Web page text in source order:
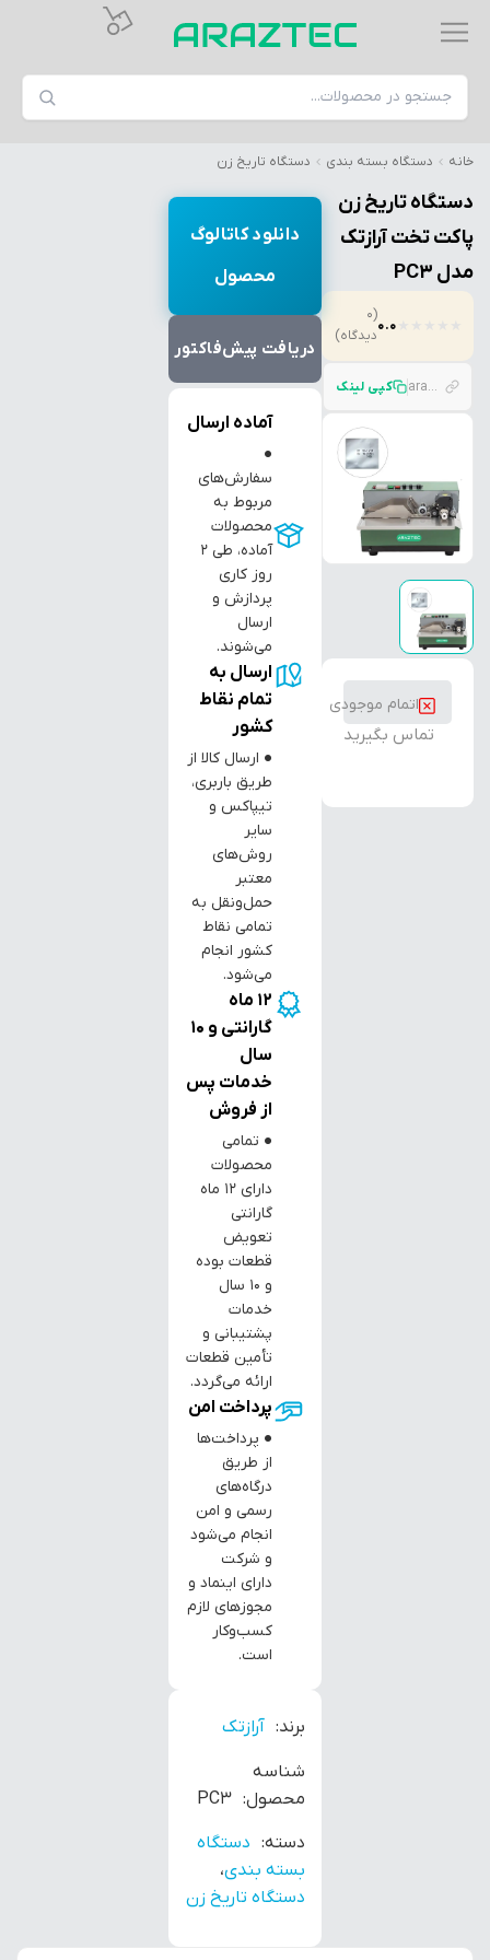
خانه دستگاه بسته بندی دستگاه تاریخ زن
دستگاه تاریخ زن
پاکت تخت آرازتک
مدل PC3
0.0
(0
دیدگاه)
araztec.com/p/%D8%AF%D8%B3%D8%AA%DA%AF%D8%A7%D9%87-%D8%AA%D8%A7%D8%B1%DB%8C%D8%AE-%D8%B2%D9%86-%D9%BE%D8%A7%DA%A9%D8%AA-%D8%AA%D8%AE%D8%AA-%D8%A2%D8%B1%D8%A7%D8%B2%D8%AA%DA%A9-%D9%85%D8%AF%D9%84-pc3 کپی لینک
اتمام موجودی
تماس بگیرید
برند: آرازتک
شناسه
محصول: PC3
دسته: دستگاه
بسته بندی،
دستگاه تاریخ زن
آماده ارسال
●
سفارش‌های
مربوط به
محصولات
آماده، طی ۲
روز کاری
پردازش و
ارسال
می‌شوند.
ارسال به
تمام نقاط
کشور
● ارسال کالا از
طریق باربری،
تیپاکس و
سایر
روش‌های
معتبر
حمل‌ونقل به
تمامی نقاط
کشور انجام
می‌شود.
12 ماه
گارانتی و 10
سال
خدمات پس
از فروش
● تمامی
محصولات
دارای ۱۲ ماه
گارانتی
تعویض
قطعات بوده
و ۱۰ سال
خدمات
پشتیبانی و
تأمین قطعات
ارائه می‌گردد.
پرداخت امن
● پرداخت‌ها
از طریق
درگاه‌های
رسمی و امن
انجام می‌شود
و شرکت
دارای اینماد و
مجوزهای لازم
کسب‌وکار
است.
دانلود کاتالوگ
محصول
دریافت پیش‌فاکتور